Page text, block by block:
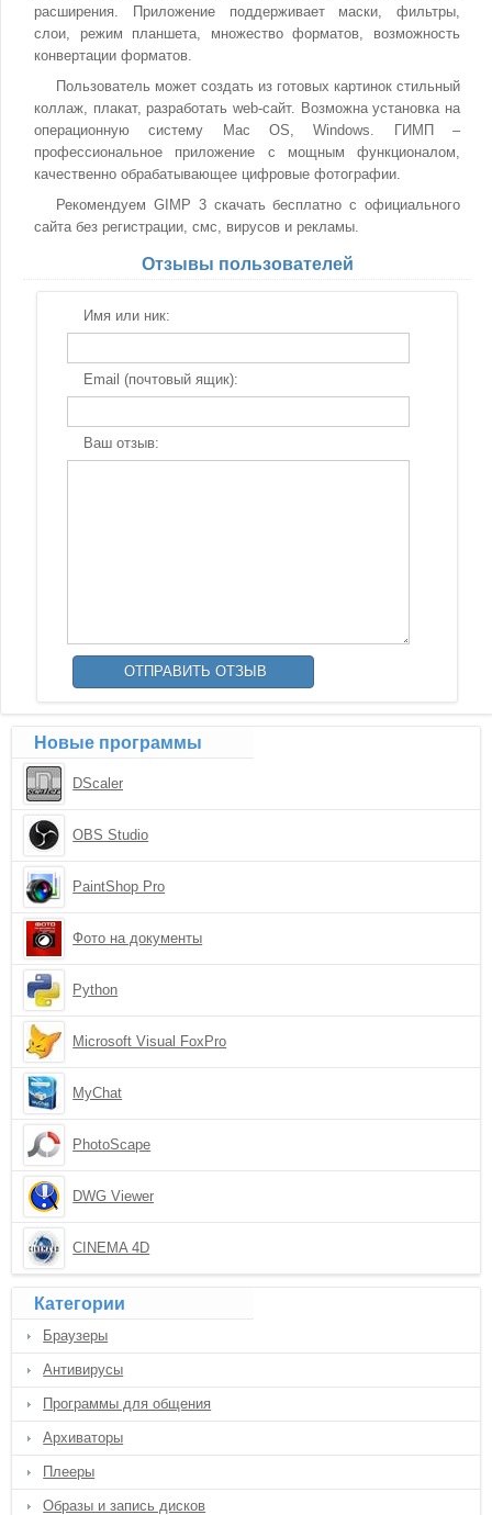
расширения. Приложение поддерживает маски, фильтры,
слои, режим планшета, множество форматов, возможность
конвертации форматов.
Пользователь может создать из готовых картинок стильный
коллаж, плакат, разработать web-сайт. Возможна установка на
операционную систему Mac OS, Windows. ГИМП –
профессиональное приложение с мощным функционалом,
качественно обрабатывающее цифровые фотографии.
Рекомендуем GIMP 3 скачать бесплатно с официального
сайта без регистрации, смс, вирусов и рекламы.
Отзывы пользователей
Имя или ник:
Email (почтовый ящик):
Ваш отзыв:
Новые программы
DScaler
OBS Studio
PaintShop Pro
Фото на документы
Python
Microsoft Visual FoxPro
MyChat
PhotoScape
DWG Viewer
CINEMA 4D
Категории
Браузеры
Антивирусы
Программы для общения
Архиваторы
Плееры
Образы и запись дисков